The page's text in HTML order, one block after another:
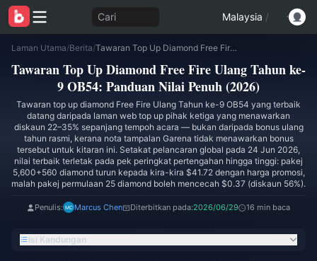
Cari Malaysia /
Laman Utama/Berita/ Tawaran Top Up Diamond Free Fire Ulang Tahun ke-9 OB54: Panduan Nilai Penuh (2026)
Tawaran Top Up Diamond Free Fire Ulang Tahun ke-
9 OB54: Panduan Nilai Penuh (2026)
Tawaran top up diamond Free Fire Ulang Tahun ke-9 OB54 yang terbaik
datang daripada laman web top up pihak ketiga yang menawarkan
diskaun 22–35% sepanjang tempoh acara — bukan daripada bonus ulang
tahun rasmi, kerana nota tampalan Garena tidak menawarkan bonus
tersebut untuk kitaran ini. Setakat pelancaran global pada 24 Jun 2026,
nilai terbaik terletak pada pek peringkat pertengahan hingga tinggi: pakej
5,600+560 diamond turun kepada kira-kira $41.72 dengan harga promosi,
malah pakej permulaan 25 diamond boleh mencecah $0.37 (diskaun 56%).
Penulis: Marcus Chen Diterbitkan pada:2026/06/29 16 min baca
Isi Kandungan